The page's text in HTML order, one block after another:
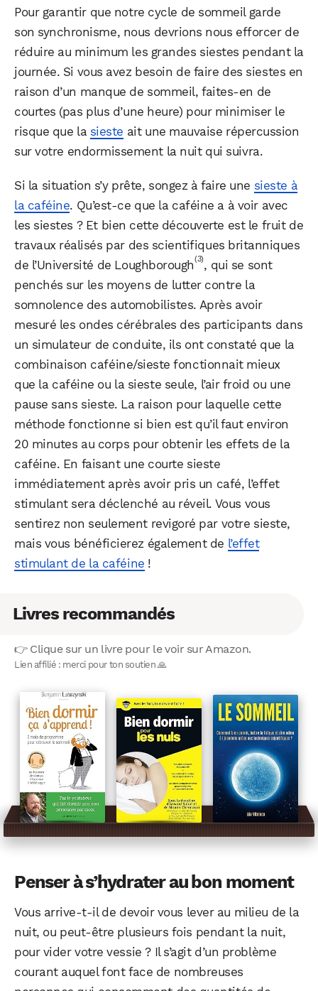
Pour garantir que notre cycle de sommeil garde
son synchronisme, nous devrions nous efforcer de
réduire au minimum les grandes siestes pendant la
journée. Si vous avez besoin de faire des siestes en
raison d’un manque de sommeil, faites-en de
courtes (pas plus d’une heure) pour minimiser le
risque que la sieste ait une mauvaise répercussion
sur votre endormissement la nuit qui suivra.
Si la situation s’y prête, songez à faire une sieste à
la caféine. Qu’est-ce que la caféine a à voir avec
les siestes ? Et bien cette découverte est le fruit de
travaux réalisés par des scientifiques britanniques
de l’Université de Loughborough(3), qui se sont
penchés sur les moyens de lutter contre la
somnolence des automobilistes. Après avoir
mesuré les ondes cérébrales des participants dans
un simulateur de conduite, ils ont constaté que la
combinaison caféine/sieste fonctionnait mieux
que la caféine ou la sieste seule, l’air froid ou une
pause sans sieste. La raison pour laquelle cette
méthode fonctionne si bien est qu’il faut environ
20 minutes au corps pour obtenir les effets de la
caféine. En faisant une courte sieste
immédiatement après avoir pris un café, l’effet
stimulant sera déclenché au réveil. Vous vous
sentirez non seulement revigoré par votre sieste,
mais vous bénéficierez également de l’effet
stimulant de la caféine !
Livres recommandés
👉 Clique sur un livre pour le voir sur Amazon.
Lien affilié : merci pour ton soutien 🙏
Penser à s’hydrater au bon moment
Vous arrive-t-il de devoir vous lever au milieu de la
nuit, ou peut-être plusieurs fois pendant la nuit,
pour vider votre vessie ? Il s’agit d’un problème
courant auquel font face de nombreuses